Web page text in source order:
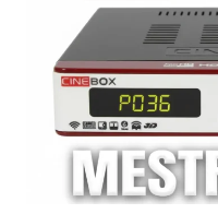
–
01/05/2026